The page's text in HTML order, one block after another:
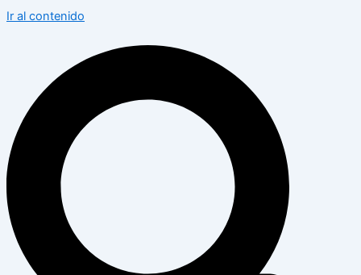
Ir al contenido